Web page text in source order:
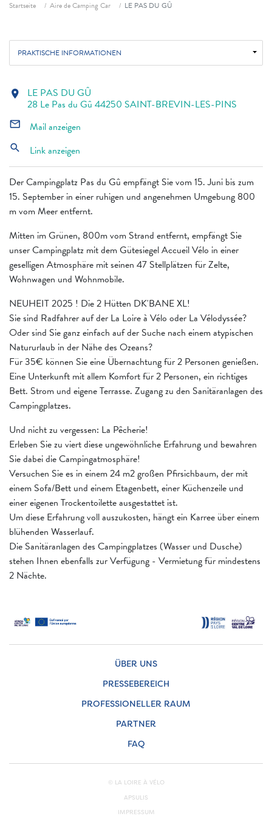
Startseite Aire de Camping Car LE PAS DU GÛ
PRAKTISCHE INFORMATIONEN
Der Campingplatz Pas du Gû empfängt Sie vom 15. Juni bis zum
15. September in einer ruhigen und angenehmen Umgebung 800
m vom Meer entfernt.
Mitten im Grünen, 800m vom Strand entfernt, empfängt Sie
unser Campingplatz mit dem Gütesiegel Accueil Vélo in einer
geselligen Atmosphäre mit seinen 47 Stellplätzen für Zelte,
Wohnwagen und Wohnmobile.
NEUHEIT 2025 ! Die 2 Hütten DK'BANE XL!
Sie sind Radfahrer auf der La Loire à Vélo oder La Vélodyssée?
Oder sind Sie ganz einfach auf der Suche nach einem atypischen
Natururlaub in der Nähe des Ozeans?
Für 35€ können Sie eine Übernachtung für 2 Personen genießen.
Eine Unterkunft mit allem Komfort für 2 Personen, ein richtiges
Bett. Strom und eigene Terrasse. Zugang zu den Sanitäranlagen des
Campingplatzes.
Und nicht zu vergessen: La Pêcherie!
Erleben Sie zu viert diese ungewöhnliche Erfahrung und bewahren
Sie dabei die Campingatmosphäre!
Versuchen Sie es in einem 24 m2 großen Pfirsichbaum, der mit
einem Sofa/Bett und einem Etagenbett, einer Küchenzeile und
einer eigenen Trockentoilette ausgestattet ist.
Um diese Erfahrung voll auszukosten, hängt ein Karree über einem
blühenden Wasserlauf.
Die Sanitäranlagen des Campingplatzes (Wasser und Dusche)
stehen Ihnen ebenfalls zur Verfügung - Vermietung für mindestens
2 Nächte.
location_on LE PAS DU GÛ
28 Le Pas du Gû 44250 SAINT-BREVIN-LES-PINS
mail_outline Mail anzeigen
search Link anzeigen
ÜBER UNS
PRESSEBEREICH
PROFESSIONELLER RAUM
PARTNER
FAQ
© LA LOIRE À VÉLO
APSULIS
IMPRESSUM